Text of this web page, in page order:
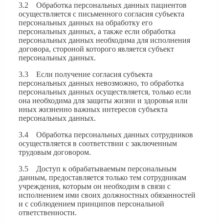
3.2 Обработка персональных данных пациентов
осуществляется с письменного согласия субъекта
персональных данных на обработку его
персональных данных, а также если обработка
персональных данных необходима для исполнения
договора, стороной которого является субъект
персональных данных.
3.3 Если получение согласия субъекта
персональных данных невозможно, то обработка
персональных данных осуществляется, только если
она необходима для защиты жизни и здоровья или
иных жизненно важных интересов субъекта
персональных данных.
3.4 Обработка персональных данных сотрудников
осуществляется в соответствии с заключенным
трудовым договором.
3.5 Доступ к обрабатываемым персональным
данным, предоставляется только тем сотрудникам
учреждения, которым он необходим в связи с
исполнением ими своих должностных обязанностей
и с соблюдением принципов персональной
ответственности.